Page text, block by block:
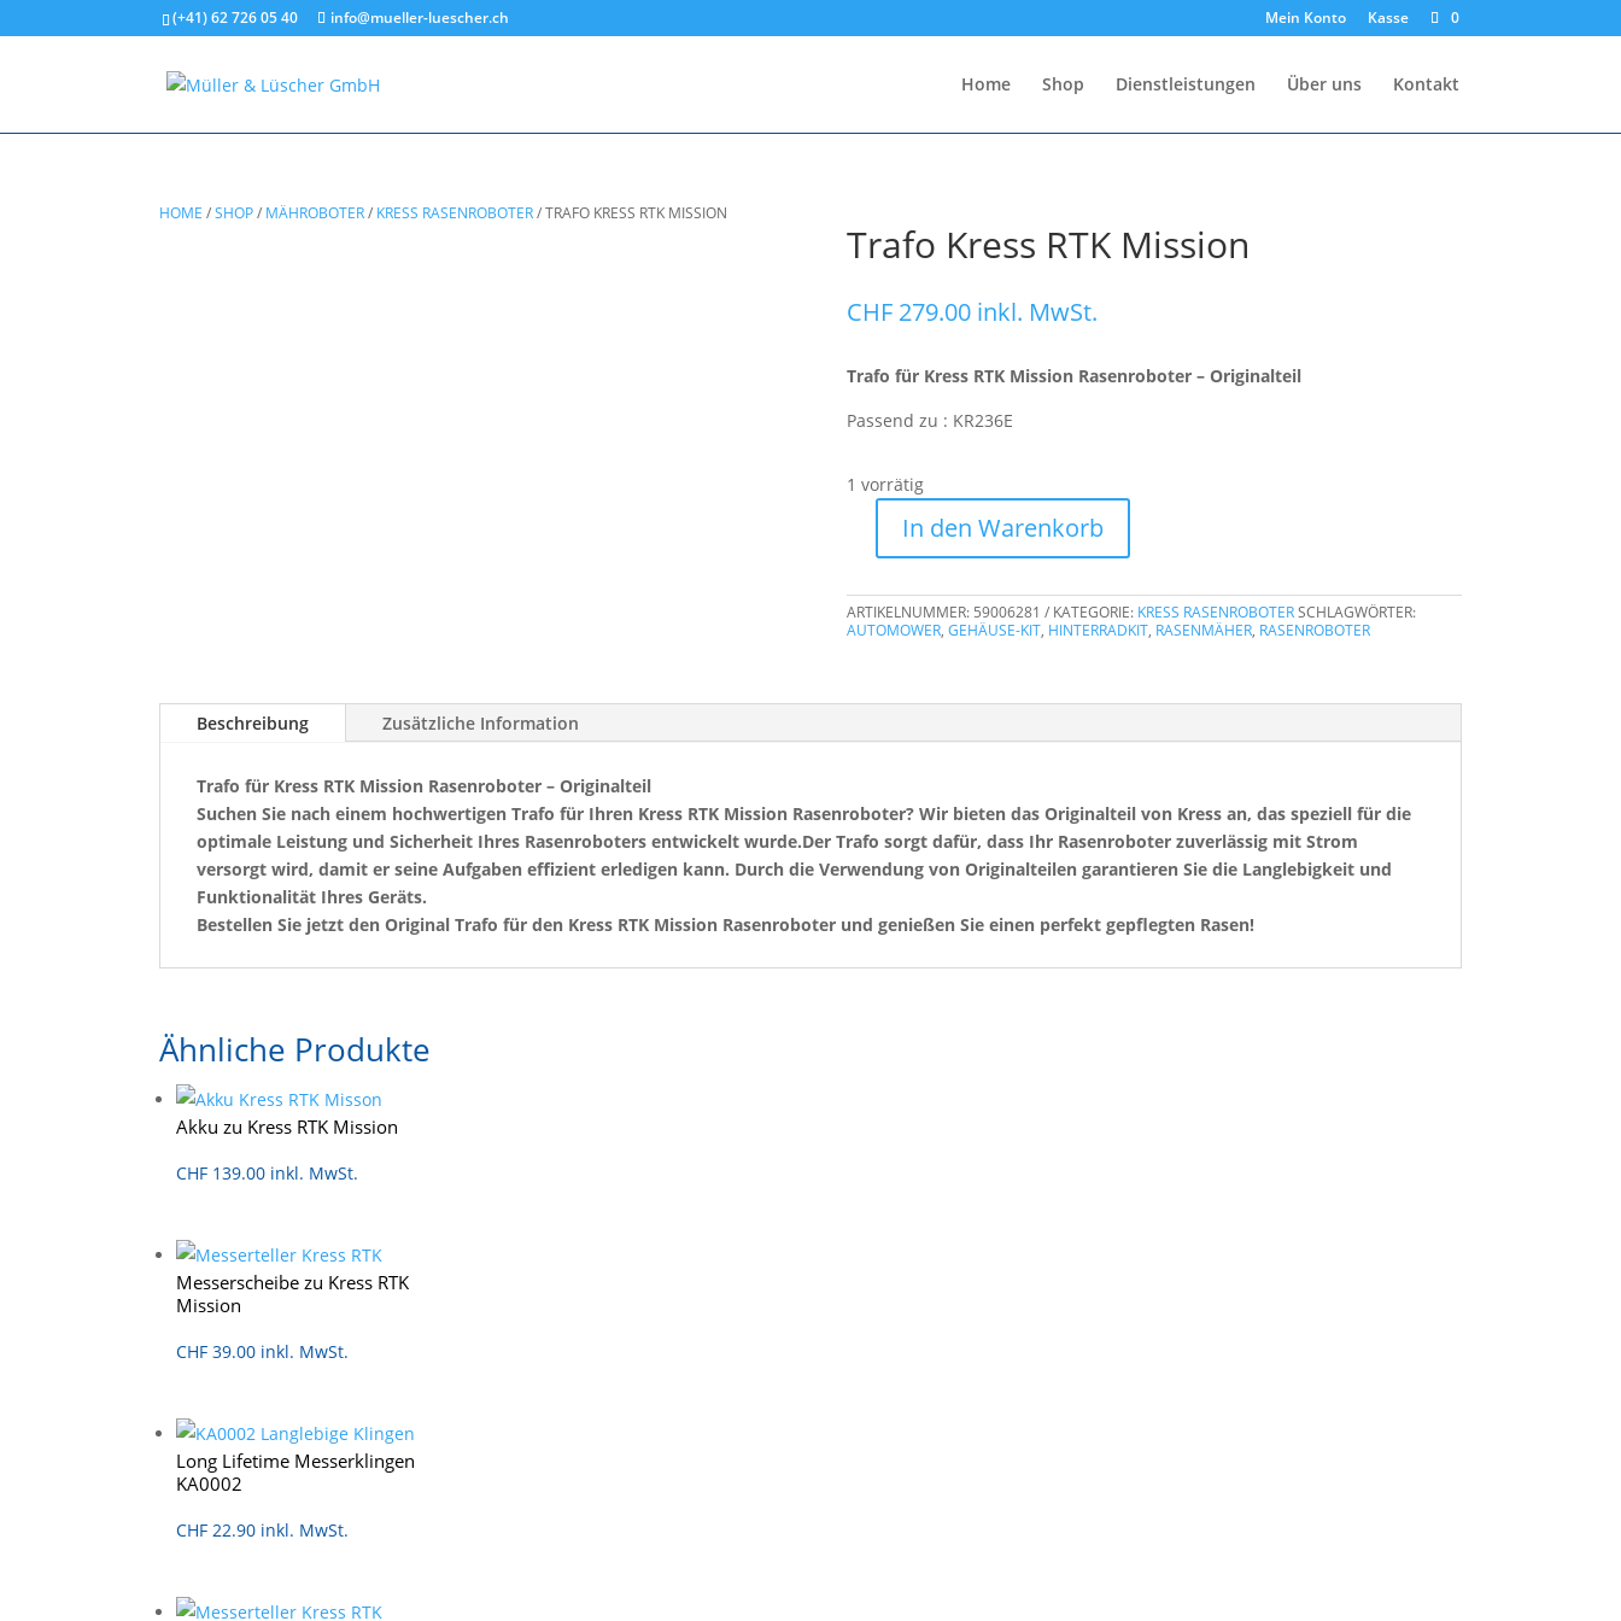
(+41) 62 726 05 40 info@mueller-luescher.ch Mein Konto Kasse 0
Home Shop Dienstleistungen Über uns Kontakt
HOME /SHOP/ MÄHROBOTER/ KRESS RASENROBOTER/TRAFO KRESS RTK MISSION
Trafo Kress RTK Mission
CHF279.00 inkl. MwSt.
Trafo für Kress RTK Mission Rasenroboter – Originalteil
Passend zu : KR236E
1 vorrätig
RTK
Mission
In den Warenkorb
ARTIKELNUMMER: 59006281 KATEGORIE: KRESS RASENROBOTERSCHLAGWÖRTER:
AUTOMOWER, GEHÄUSE-KIT, HINTERRADKIT, RASENMÄHER, RASENROBOTER
Beschreibung Zusätzliche Information
Trafo für Kress RTK Mission Rasenroboter – Originalteil
Suchen Sie nach einem hochwertigen Trafo für Ihren Kress RTK Mission Rasenroboter? Wir bieten das Originalteil von Kress an, das speziell für die
optimale Leistung und Sicherheit Ihres Rasenroboters entwickelt wurde.Der Trafo sorgt dafür, dass Ihr Rasenroboter zuverlässig mit Strom
versorgt wird, damit er seine Aufgaben effizient erledigen kann. Durch die Verwendung von Originalteilen garantieren Sie die Langlebigkeit und
Funktionalität Ihres Geräts.
Bestellen Sie jetzt den Original Trafo für den Kress RTK Mission Rasenroboter und genießen Sie einen perfekt gepflegten Rasen!
Ähnliche Produkte
Akku zu Kress RTK Mission
CHF 139.00 inkl. MwSt.
Messerscheibe zu Kress RTK
Mission
CHF 39.00 inkl. MwSt.
Long Lifetime Messerklingen
KA0002
CHF 22.90 inkl. MwSt.